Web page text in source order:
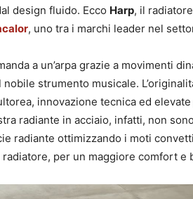
design fluido. Ecco Harp, il
, uno tra i marchi leader nel
a un’arpa grazie a movimenti
strumento musicale.
innovazione tecnica ed
radiante in acciaio, infatti, non
radiante ottimizzando i moti
per un maggiore comfort e